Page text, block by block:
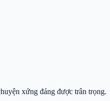
xứng đáng được trân trọng.